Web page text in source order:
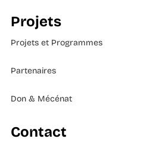
Projets
Projets et Programmes
Partenaires
Don & Mécénat
Contact